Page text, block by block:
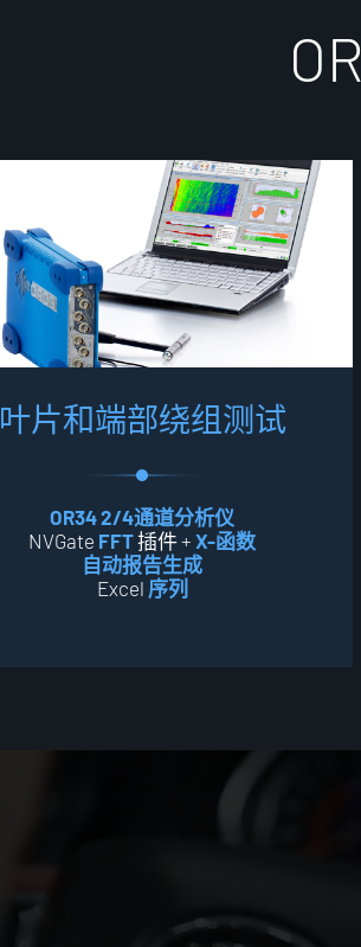
OR
叶片和端部绕组测试
OR34 2/4通道分析仪
NVGate FFT插件 +X-函数
自动报告生成
Excel 序列